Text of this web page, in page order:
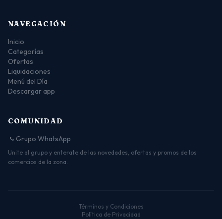
NAVEGACIÓN
Inicio
Categorías
Ofertas
Liquidaciones
Menú del Día
Descargar app
COMUNIDAD
Grupo WhatsApp
Unite al grupo y enterate de las novedades, ofertas y promos de los
comercios de la zona.
Términos y Condiciones
Política de Privacidad